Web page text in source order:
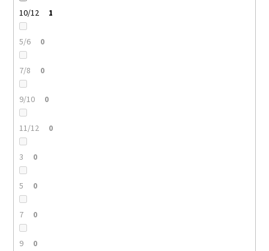
10/12 1
5/6 0
7/8 0
9/10 0
11/12 0
3 0
5 0
7 0
9 0